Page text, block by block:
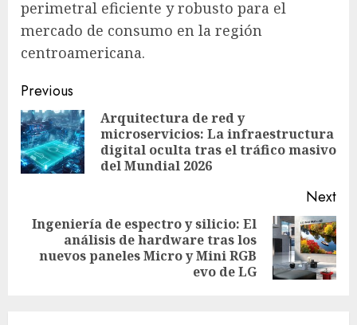
perimetral eficiente y robusto para el
mercado de consumo en la región
centroamericana.
Post
navigation
Previous
Arquitectura de red y
microservicios: La infraestructura
digital oculta tras el tráfico masivo
del Mundial 2026
Next
post:
Ingeniería de espectro y silicio: El
análisis de hardware tras los
nuevos paneles Micro y Mini RGB
evo de LG